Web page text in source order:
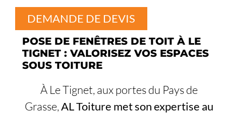
DEMANDE DE DEVIS
POSE DE FENÊTRES DE TOIT À LE
TIGNET : VALORISEZ VOS ESPACES
SOUS TOITURE
À Le Tignet, aux portes du Pays de
Grasse,AL Toiture met son expertise au